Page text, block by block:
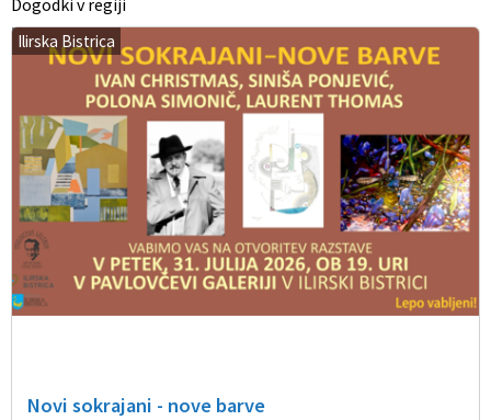
Dogodki v regiji
Ilirska Bistrica
Novi sokrajani - nove barve